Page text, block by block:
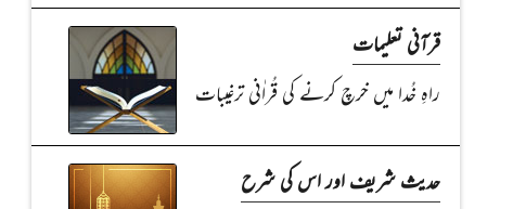
قرآنی تعلیمات
راہِ خُدا میں خرچ کرنے کی قُراٰنی ترغیبات
حدیث شریف اور اس کی شرح